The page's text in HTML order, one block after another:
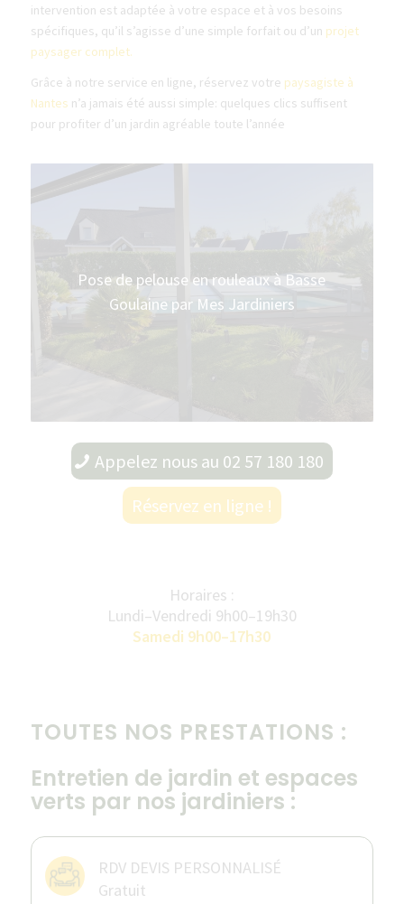
intervention est adaptée à votre espace et à vos besoins
spécifiques, qu’il s’agisse d’une simple forfait ou d’un projet
paysager complet.
Grâce à notre service en ligne, réservez votre paysagiste à
Nantes n’a jamais été aussi simple: quelques clics suffisent
pour profiter d’un jardin agréable toute l’année
Pose de pelouse en rouleaux à Basse
Goulaine par Mes Jardiniers
Appelez nous au 02 57 180 180
Réservez en ligne !
Horaires :
Lundi–Vendredi 9h00–19h30
Samedi 9h00–17h30
TOUTES NOS PRESTATIONS :
Entretien de jardin et espaces
verts par nos jardiniers :
RDV DEVIS PERSONNALISÉ
Gratuit